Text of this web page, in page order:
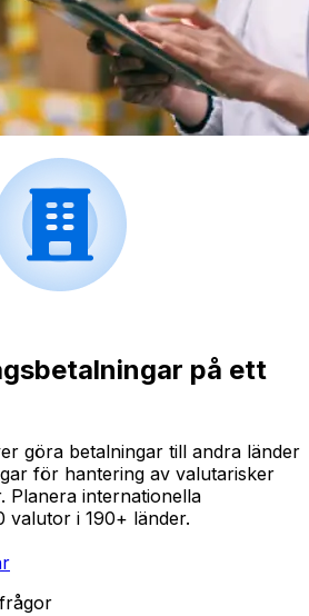
på ett
göra betalningar till andra länder
för hantering av valutarisker
Planera internationella
valutor i 190+ länder.